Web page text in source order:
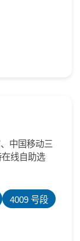
中国移动三
线自助选
4009 号段